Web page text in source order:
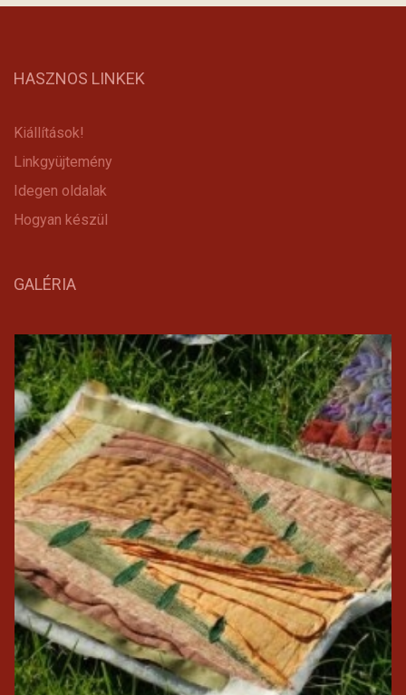
HASZNOS LINKEK
Kiállítások!
Linkgyüjtemény
Idegen oldalak
Hogyan készül
GALÉRIA